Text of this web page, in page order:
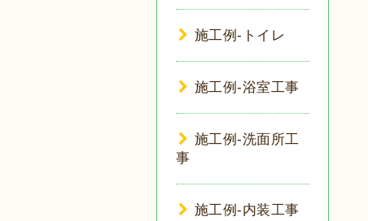
施工例-トイレ
施工例-浴室工事
施工例-洗面所工
事
施工例-内装工事